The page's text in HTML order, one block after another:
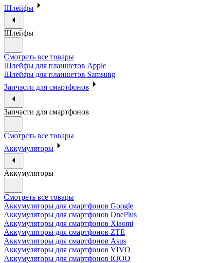
Шлейфы
Шлейфы
Смотреть все товары
Шлейфы для планшетов Apple
Шлейфы для планшетов Samsung
Запчасти для смартфонов
Запчасти для смартфонов
Смотреть все товары
Аккумуляторы
Аккумуляторы
Смотреть все товары
Аккумуляторы для смартфонов Google
Аккумуляторы для смартфонов OnePlus
Аккумуляторы для смартфонов Xiaomi
Аккумуляторы для смартфонов ZTE
Аккумуляторы для cмартфонов Asus
Аккумуляторы для смартфонов VIVO
Аккумуляторы для смартфонов IQOO